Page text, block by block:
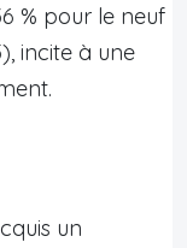
% pour le neuf
incite à une
un